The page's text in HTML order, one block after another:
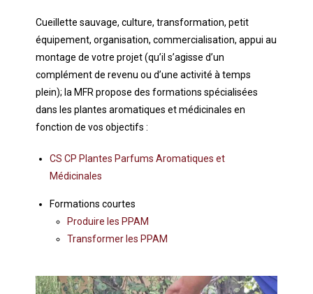
Cueillette sauvage, culture, transformation, petit
équipement, organisation, commercialisation, appui au
montage de votre projet (qu’il s’agisse d’un
complément de revenu ou d’une activité à temps
plein); la MFR propose des formations spécialisées
dans les plantes aromatiques et médicinales en
fonction de vos objectifs :
CS CP Plantes Parfums Aromatiques et
Médicinales
Formations courtes
Produire les PPAM
Transformer les PPAM